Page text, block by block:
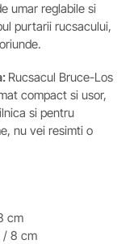
umar reglabile si
purtarii rucsacului,
Rucsacul Bruce-Los
compact si usor,
si pentru
nu vei resimti o
cm
/ 8 cm